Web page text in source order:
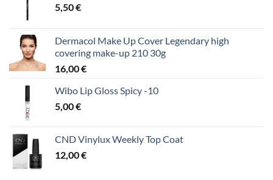
5,50€
Dermacol Make Up Cover Legendary high
covering make-up 210 30g
16,00€
Wibo Lip Gloss Spicy -10
5,00€
CND Vinylux Weekly Top Coat
12,00€